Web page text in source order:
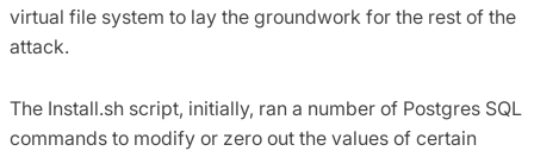
virtual file system to lay the groundwork for the rest of the
attack.
The Install.sh script, initially, ran a number of Postgres SQL
commands to modify or zero out the values of certain